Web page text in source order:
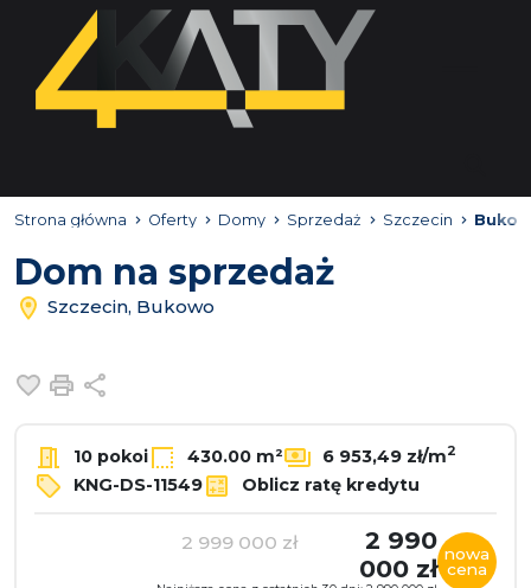
Strona główna Oferty Domy Sprzedaż Szczecin
Dom na sprzedaż
Szczecin, Bukowo
Dodaj do ulubionych
Drukuj
10 pokoi 430.00 m² 6 953,49 zł/m2
KNG-DS-11549 Oblicz ratę kredytu
2 999 000 zł
2 990
000 zł nowa
cena